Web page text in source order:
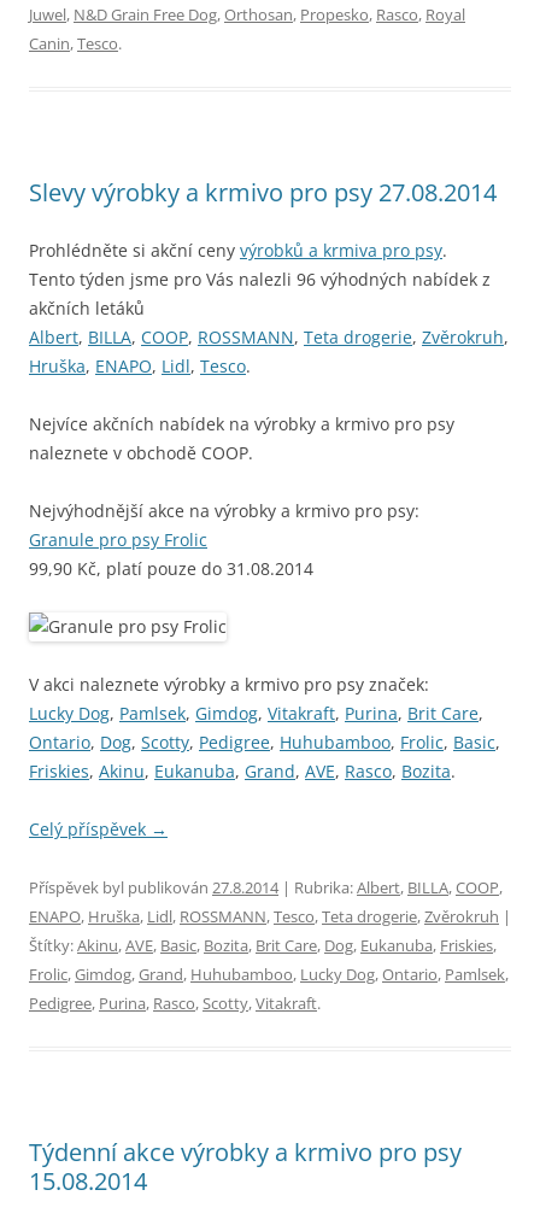
Juwel, N&D Grain Free Dog,Orthosan, Propesko, Rasco, Royal
Canin,Tesco.
Slevy výrobky a krmivo pro psy 27.08.2014
Prohlédněte si akční ceny výrobků a krmiva pro psy.
Tento týden jsme pro Vás nalezli 96 výhodných nabídek z
akčních letáků
Albert, BILLA, COOP, ROSSMANN, Teta drogerie, Zvěrokruh,
Hruška, ENAPO, Lidl, Tesco.
Nejvíce akčních nabídek na výrobky a krmivo pro psy
naleznete v obchodě COOP.
Nejvýhodnější akce na výrobky a krmivo pro psy:
Granule pro psy Frolic
99,90 Kč, platí pouze do 31.08.2014
V akci naleznete výrobky a krmivo pro psy značek:
Lucky Dog, Pamlsek, Gimdog, Vitakraft, Purina, Brit Care,
Ontario, Dog, Scotty, Pedigree, Huhubamboo, Frolic, Basic,
Friskies, Akinu, Eukanuba, Grand, AVE, Rasco, Bozita.
Celý příspěvek →
Příspěvek byl publikován 27.8.2014| Rubrika:Albert, BILLA,COOP,
ENAPO, Hruška, Lidl, ROSSMANN,Tesco,Teta drogerie,Zvěrokruh |
Štítky:Akinu,AVE, Basic, Bozita, Brit Care, Dog, Eukanuba, Friskies,
Frolic,Gimdog,Grand, Huhubamboo, Lucky Dog,Ontario, Pamlsek,
Pedigree, Purina, Rasco,Scotty,Vitakraft.
Týdenní akce výrobky a krmivo pro psy
15.08.2014